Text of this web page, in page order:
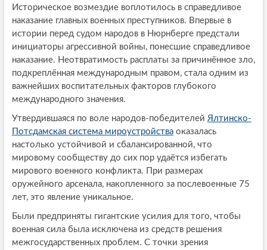
Историческое возмездие воплотилось в справедливое
наказание главных военных преступников. Впервые в
истории перед судом народов в Нюрнберге предстали
инициаторы агрессивной войны, понесшие справедливое
наказание. Неотвратимость расплаты за причинённое зло,
подкреплённая международным правом, стала одним из
важнейших воспитательных факторов глубокого
международного значения.
Утвердившаяся по воле народов-победителей Ялтинско-
Потсдамская система мироустройстваоказалась
настолько устойчивой и сбалансированной, что
мировому сообществу до сих пор удаётся избегать
мирового военного конфликта. При размерах
оружейного арсенала, накопленного за послевоенные 75
лет, это явление уникальное.
Были предприняты гигантские усилия для того, чтобы
военная сила была исключена из средств решения
межгосударственных проблем. С точки зрения